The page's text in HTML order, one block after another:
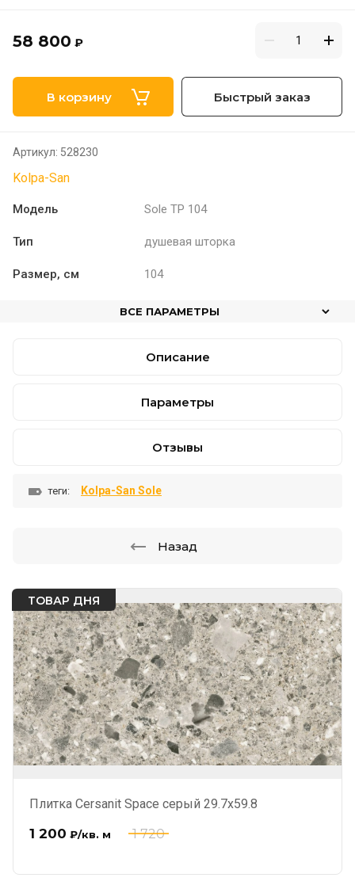
ТОВАР ДНЯ
Плитка Cersanit Space серый 29.7x59.8
1 720
1 200 ₽/кв. м
58 800 ₽
В корзину Быстрый заказ
Артикул: 528230
Kolpa-San
Модель Sole TP 104
Тип душевая шторка
Размер, см 104
ВСЕ ПАРАМЕТРЫ
Описание
Параметры
Отзывы
теги: Kolpa-San Sole
Назад